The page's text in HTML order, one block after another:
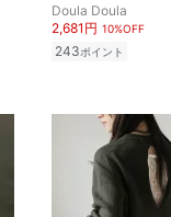
Doula Doula
2,681円 10%OFF
243ポイント